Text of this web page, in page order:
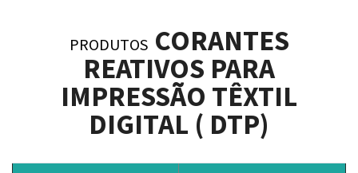
PRODUTOS CORANTES
REATIVOS PARA
IMPRESSÃO TÊXTIL
DIGITAL ( DTP)